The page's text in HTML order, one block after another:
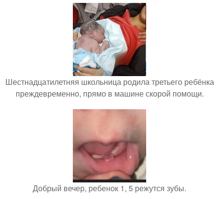
Шестнадцатилетняя школьница родила третьего ребёнка
преждевременно, прямо в машине скорой помощи.
Добрый вечер, ребенок 1, 5 режутся зубы.